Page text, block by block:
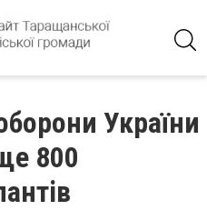
України
800